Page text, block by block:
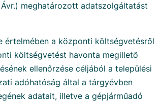
meghatározott adatszolgáltatást
értelmében a központi költségvetésről
költségvetést havonta megillető
ellenőrzése céljából a települési
adóhatóság által a tárgyévben
adatait, illetve a gépjárműadó